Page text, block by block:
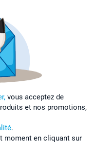
vous acceptez de
et nos promotions,
.
moment en cliquant sur